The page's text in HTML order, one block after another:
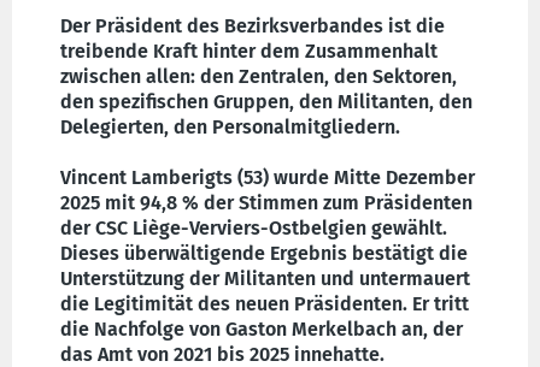
Der Präsident des Bezirksverbandes ist die
treibende Kraft hinter dem Zusammenhalt
zwischen allen: den Zentralen, den Sektoren,
den spezifischen Gruppen, den Militanten, den
Delegierten, den Personalmitgliedern.
Vincent Lamberigts (53) wurde Mitte Dezember
2025 mit 94,8 % der Stimmen zum Präsidenten
der CSC Liège-Verviers-Ostbelgien gewählt.
Dieses überwältigende Ergebnis bestätigt die
Unterstützung der Militanten und untermauert
die Legitimität des neuen Präsidenten. Er tritt
die Nachfolge von Gaston Merkelbach an, der
das Amt von 2021 bis 2025 innehatte.